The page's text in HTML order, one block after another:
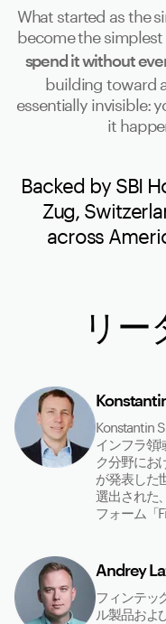
What started as the
become the
spend it without
building toward
essentially invisible:
it
Backed by SBI
Zug,
across
リー
Konstantin
インフラ領
ク分野にお
が発表した
選出された
フォーム「
Andrey
フィンテッ
ル製品およ